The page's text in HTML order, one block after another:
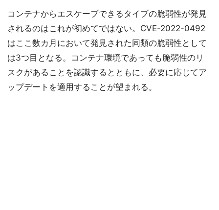
コンテナからエスケープできるタイプの脆弱性が発見
されるのはこれが初めてではない。CVE-2022-0492
はここ数カ月において発見された同類の脆弱性として
は3つ目となる。コンテナ環境であっても脆弱性のリ
スクがあることを認識するとともに、必要に応じてア
ップデートを適用することが望まれる。